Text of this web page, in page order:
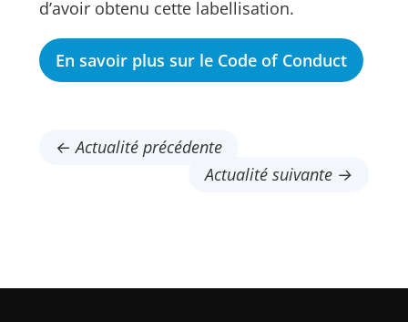
d’avoir obtenu cette labellisation.
En savoir plus sur le Code of Conduct
← Actualité précédente
Actualité suivante →